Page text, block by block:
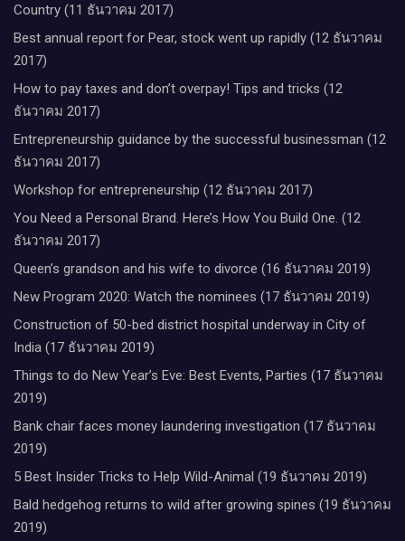
Country (11 ธันวาคม 2017)
Best annual report for Pear, stock went up rapidly (12 ธันวาคม
2017)
How to pay taxes and don’t overpay! Tips and tricks (12
ธันวาคม 2017)
Entrepreneurship guidance by the successful businessman (12
ธันวาคม 2017)
Workshop for entrepreneurship (12 ธันวาคม 2017)
You Need a Personal Brand. Here’s How You Build One. (12
ธันวาคม 2017)
Queen’s grandson and his wife to divorce (16 ธันวาคม 2019)
New Program 2020: Watch the nominees (17 ธันวาคม 2019)
Construction of 50-bed district hospital underway in City of
India (17 ธันวาคม 2019)
Things to do New Year’s Eve: Best Events, Parties (17 ธันวาคม
2019)
Bank chair faces money laundering investigation (17 ธันวาคม
2019)
5 Best Insider Tricks to Help Wild-Animal (19 ธันวาคม 2019)
Bald hedgehog returns to wild after growing spines (19 ธันวาคม
2019)